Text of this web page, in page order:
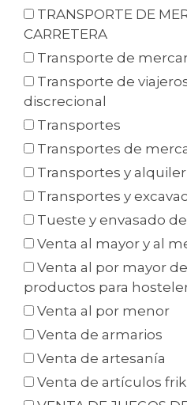
TRANSPORTE DE
CARRETERA
Transporte de
Transporte de
discrecional
Transportes
Transportes de
Transportes y
Transportes y
Tueste y envasado
Venta al mayor y al
Venta al por mayor
productos para
Venta al por menor
Venta de armarios
Venta de artesanía
Venta de artículos